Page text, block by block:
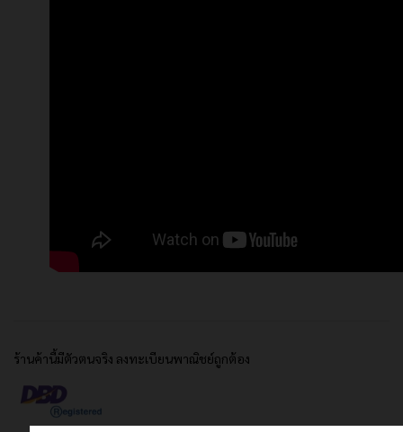
ร้านค้านี้มีตัวตนจริง ลงทะเบียนพาณิชย์ถูกต้อง